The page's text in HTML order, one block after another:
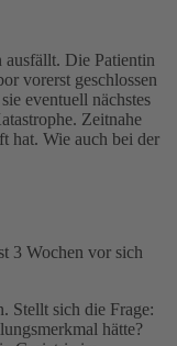
Die Patientin
vorerst geschlossen
eventuell nächstes
Zeitnahe
hat. Wie auch bei der
3 Wochen vor sich
Stellt sich die Frage:
hätte?